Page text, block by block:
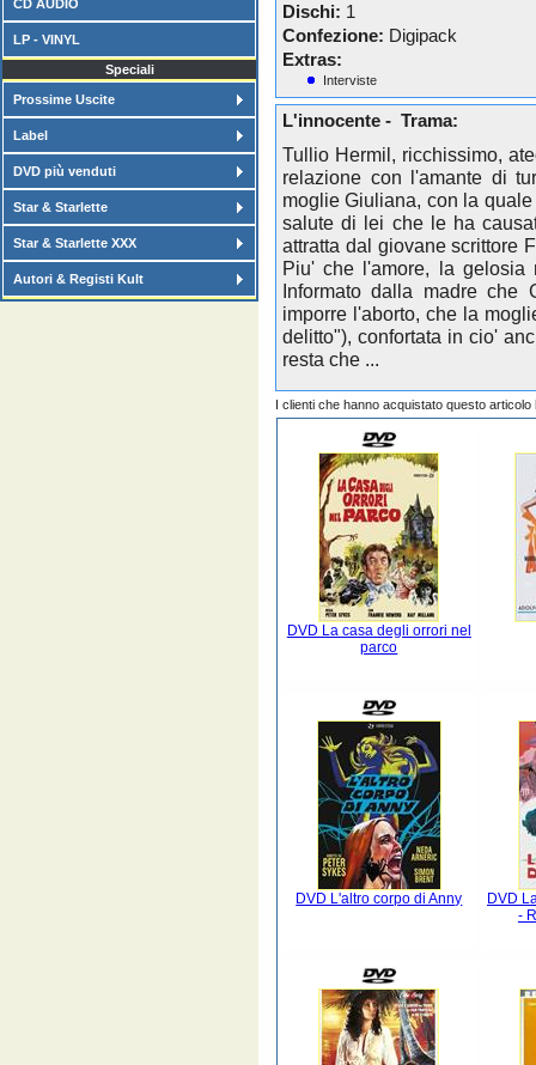
CD AUDIO
LP - VINYL
Speciali
Prossime Uscite
Label
DVD più venduti
Star & Starlette
Star & Starlette XXX
Autori & Registi Kult
Dischi: 1
Confezione: Digipack
Extras:
Interviste
L'innocente - Trama:
Tullio Hermil, ricchissimo,
relazione con l'amante di
moglie Giuliana, con la
salute di lei che le ha
attratta dal giovane scrittore
Piu' che l'amore, la gelosia
Informato dalla madre
imporre l'aborto, che la
delitto"), confortata in cio'
resta che ...
I clienti che hanno acquistato questo
DVD La casa degli orrori nel
parco
DVD L'altro corpo di Anny
DVD
-